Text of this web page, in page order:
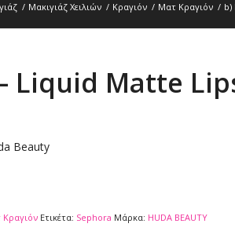
/ Μακιγιάζ Χειλιών / Κραγιόν / Ματ Kραγιόν / b)
Liquid Matte
Beauty
Ετικέτα: Sephora Μάρκα: HUDA BEAUTY